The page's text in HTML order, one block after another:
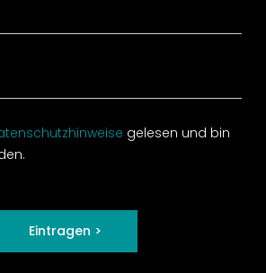
gelesen und bin
Eintragen >